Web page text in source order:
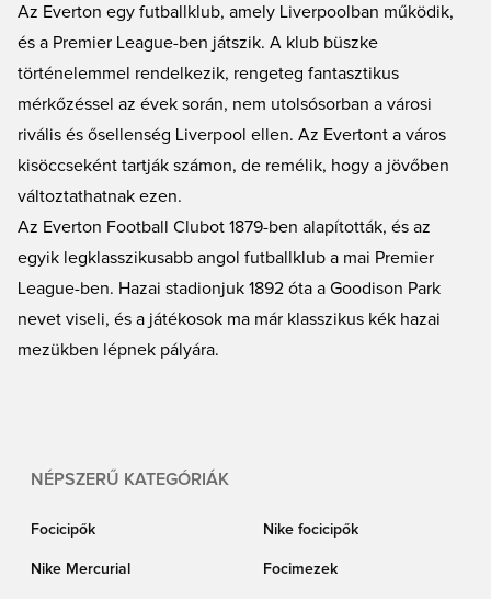
mérkőzéseit a Goodison Parkban játssza, miután a stadionbérleti díj körüli
szerezd be a saját Everton mezedet itt, a Unisportnál!
Az Everton egy futballklub, amely Liverpoolban működik,
és a Premier League-ben játszik. A klub büszke
történelemmel rendelkezik, rengeteg fantasztikus
mérkőzéssel az évek során, nem utolsósorban a városi
rivális és ősellenség Liverpool ellen. Az Evertont a város
kisöccseként tartják számon, de remélik, hogy a jövőben
változtathatnak ezen.
Az Everton Football Clubot 1879-ben alapították, és az
egyik legklasszikusabb angol futballklub a mai Premier
League-ben. Hazai stadionjuk 1892 óta a Goodison Park
nevet viseli, és a játékosok ma már klasszikus kék hazai
mezükben lépnek pályára.
NÉPSZERŰ KATEGÓRIÁK
Focicipők Nike focicipők
Nike Mercurial Focimezek